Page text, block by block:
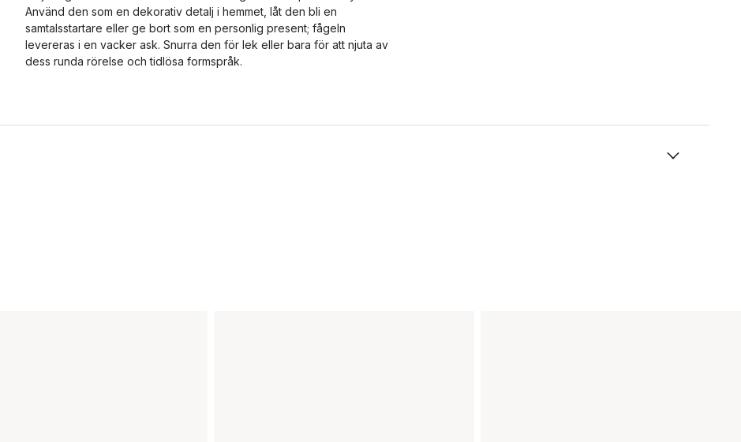
Använd den som en dekorativ detalj i hemmet, låt den bli en
samtalsstartare eller ge bort som en personlig present; fågeln
levereras i en vacker ask. Snurra den för lek eller bara för att njuta av
dess runda rörelse och tidlösa formspråk.